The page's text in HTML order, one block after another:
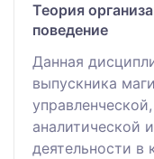
Теория
поведение
Данная
выпускника
аналитической
деятельности в